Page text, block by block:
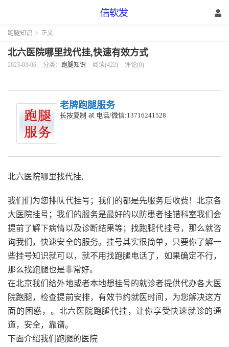
跑腿知识 > 正文
北六医院哪里找代挂,快速有效方式
2023-03-06 分类： 跑腿知识 阅读(422) 评论(0)
老牌跑腿服务
长按复制 at 电话/微信:13716241528
北六医院哪里找代挂,
我们们为您排队代挂号；我们的都是先服务后收费！北京各
大医院挂号；我们的服务是最好的以防患者挂错科室我们会
提前了解下病情以及诊断结果等；找跑腿代挂号，那么就咨
询我们，快速安全的服务。挂号其实很简单，只要你了解一
些挂号知识就可以，就不用找跑腿电话了，如果确定不行，
那么找跑腿也是非常好。
在北京我们给外地或者本地想挂号的就诊者提供代办各大医
院跑腿，检查提前安排，有效节约就医时间，为您解决这方
面的困惑，。北六医院跑腿代挂，让你享受快速就诊的通
道，安全，靠谱。
下面介绍我们跑腿的医院